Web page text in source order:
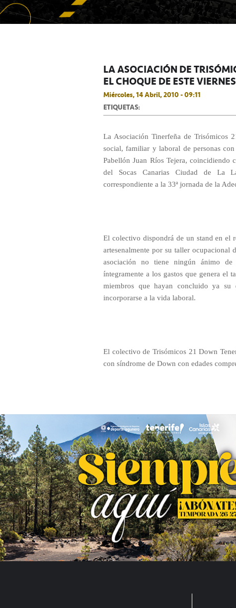
LA ASOCIACIÓN DE
EL CHOQUE DE ESTE VIERNES
Miércoles, 14 Abril, 2010 - 09:11
ETIQUETAS:
La Asociación Tinerfeña de Trisómicos
social, familiar y laboral de personas
Pabellón Juan Ríos Tejera,
del Socas Canarias Ciudad de La
correspondiente a la 33ª jornada de la
El colectivo dispondrá de un stand en el
artesenalmente por su taller ocupacional
asociación no tiene ningún ánimo
íntegramente a los gastos que genera el
miembros que hayan concluido ya
incorporarse a la vida laboral.
El colectivo de Trisómicos 21 Down
con síndrome de Down con edades